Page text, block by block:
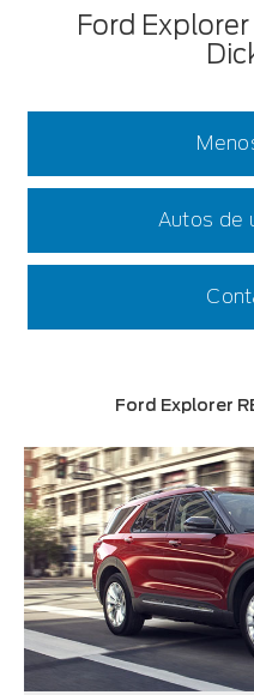
Ford
Autos de
Ford Explorer